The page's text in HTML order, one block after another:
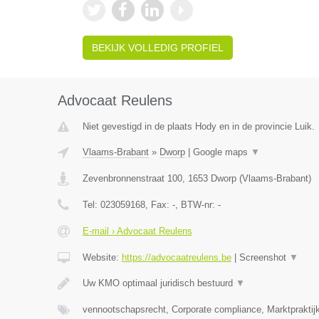
BEKIJK VOLLEDIG PROFIEL
Advocaat Reulens
Niet gevestigd in de plaats Hody en in de provincie Luik.
Vlaams-Brabant» Dworp| Google maps ▼
Zevenbronnenstraat 100, 1653 Dworp(Vlaams-Brabant)
Tel: 023059168, Fax: -, BTW-nr: -
E-mail › Advocaat Reulens
Website: https://advocaatreulens.be| Screenshot ▼
Uw KMO optimaal juridisch bestuurd ▼
vennootschapsrecht, Corporate compliance,